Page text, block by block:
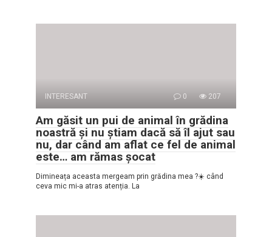
INTERESANT 0 207
Am găsit un pui de animal în grădina
noastră și nu știam dacă să îl ajut sau
nu, dar când am aflat ce fel de animal
este… am rămas șocat
Dimineața aceasta mergeam prin grădina mea ?☀️ când
ceva mic mi-a atras atenția. La